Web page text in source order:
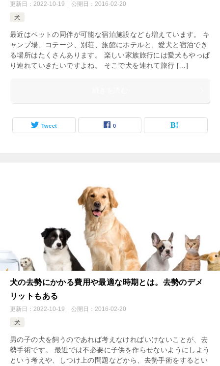
更新日： 2022-10-19 公開日： 2016-02-20
犬
最近はペットの同伴が可能な宿泊施設なども増えています。 キ
ャンプ場、コテージ、別荘、旅館にホテルと、愛犬と宿泊でき
る場所はたくさんあります。 楽しい家族旅行には愛犬もやっぱ
り連れていきたいですよね。 そこで犬を連れて旅行 […]
Tweet 0
犬の去勢にかかる費用や最適な時期とは。去勢のデメ
リットもある
更新日： 2022-10-19 公開日： 2016-02-20
犬
男の子の犬を飼うのであれば考えなければいけないことが、去
勢手術です。 最近では不必要に子供を作らせないようにしよう
という考えや、しつけ上の問題などから、去勢手術をするとい